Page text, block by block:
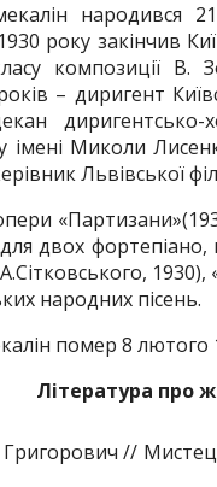
народився
року закінчив
композиції В.
– диригент
диригентсько-
імені Миколи
Львівської
двох фортепіано,
народних пісень.
помер 8 лютого
Література про
//